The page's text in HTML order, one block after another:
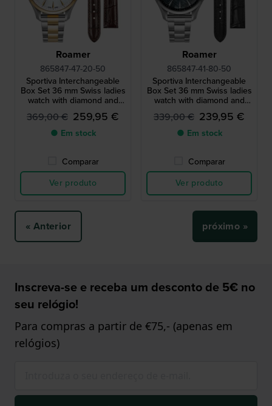
Roamer
865847-47-20-50
Sportiva Interchangeable
Box Set 36 mm Swiss ladies
watch with diamond and
extra leather strap
369,00 € 259,95 €
● Em stock
Comparar
Ver produto
Roamer
865847-41-80-50
Sportiva Interchangeable
Box Set 36 mm Swiss ladies
watch with diamond and
extra leather strap
339,00 € 239,95 €
● Em stock
Comparar
Ver produto
« Anterior próximo »
Inscreva-se e receba um desconto de 5€ no
seu relógio!
Para compras a partir de €75,- (apenas em
relógios)